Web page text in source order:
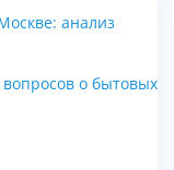
анализ
о бытовых